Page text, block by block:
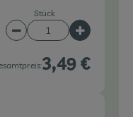
Stück
Artikelanzahl
3,49 €